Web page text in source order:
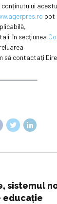
pot
în secţiunea
să contactaţi
sistemul
educație